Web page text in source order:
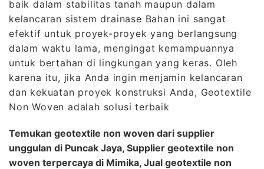
baik dalam stabilitas tanah maupun dalam
kelancaran sistem drainase Bahan ini sangat
efektif untuk proyek-proyek yang berlangsung
dalam waktu lama, mengingat kemampuannya
untuk bertahan di lingkungan yang keras. Oleh
karena itu, jika Anda ingin menjamin kelancaran
dan kekuatan proyek konstruksi Anda, Geotextile
Non Woven adalah solusi terbaik
Temukan geotextile non woven dari supplier
unggulan di Puncak Jaya, Supplier geotextile non
woven terpercaya di Mimika, Jual geotextile non